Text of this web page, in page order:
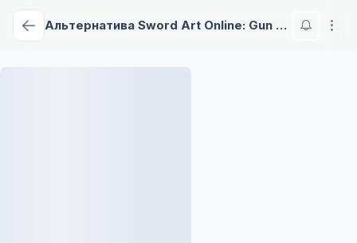
Альтернатива Sword Art Online: Gun Gale Online II - Гала